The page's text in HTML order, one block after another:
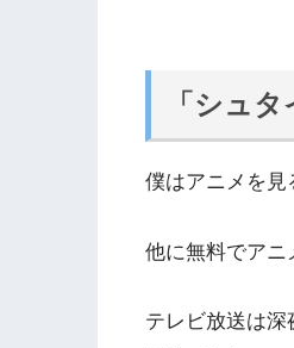
「シュ
僕はアニメを見
他に無料でアニ
テレビ放送は深